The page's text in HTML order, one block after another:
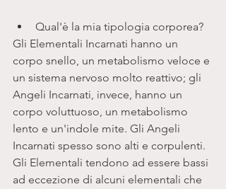
Qual'è la mia tipologia corporea?
Gli Elementali Incarnati hanno un
corpo snello, un metabolismo veloce e
un sistema nervoso molto reattivo; gli
Angeli Incarnati, invece, hanno un
corpo voluttuoso, un metabolismo
lento e un'indole mite. Gli Angeli
Incarnati spesso sono alti e corpulenti.
Gli Elementali tendono ad essere bassi
ad eccezione di alcuni elementali che